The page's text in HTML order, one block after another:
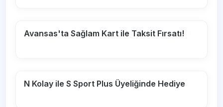
Avansas'ta Sağlam Kart ile Taksit Fırsatı!
N Kolay ile S Sport Plus Üyeliğinde Hediye